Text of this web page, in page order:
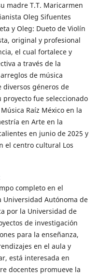
madre T.T. Maricarmen
Oleg Sifuentes
y Oleg: Dueto de Violín
original y profesional
el cual fortalece y
a través de la
de música
diversos géneros de
proyecto fue seleccionado
Raíz México en la
en Arte en la
en junio de 2025 y
el centro cultural Los
completo en el
Universidad Autónoma de
por la Universidad de
de investigación
para la enseñanza,
en el aula y
está interesada en
docentes promueve la